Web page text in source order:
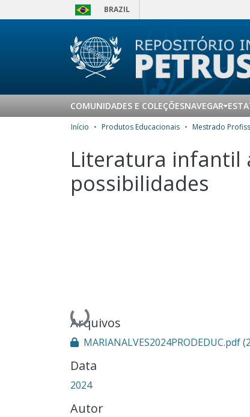
BRAZIL
COMUNIDADES E COLEÇÕESNAVEGAR
Início Produtos Educacionais
Literatura infantil
possibilidades
Carregando...
Arquivos
MARIANALVES2024PRODEDUC.pdf
Data
2024
Autor